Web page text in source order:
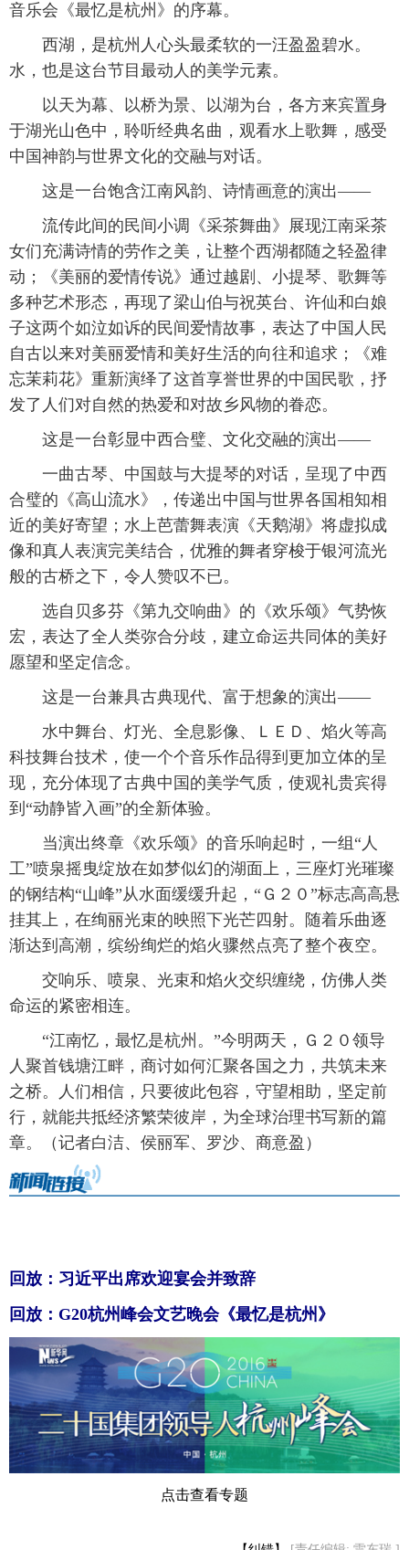
音乐会《最忆是杭州》的序幕。
西湖，是杭州人心头最柔软的一汪盈盈碧水。
水，也是这台节目最动人的美学元素。
以天为幕、以桥为景、以湖为台，各方来宾置身
于湖光山色中，聆听经典名曲，观看水上歌舞，感受
中国神韵与世界文化的交融与对话。
这是一台饱含江南风韵、诗情画意的演出——
流传此间的民间小调《采茶舞曲》展现江南采茶
女们充满诗情的劳作之美，让整个西湖都随之轻盈律
动；《美丽的爱情传说》通过越剧、小提琴、歌舞等
多种艺术形态，再现了梁山伯与祝英台、许仙和白娘
子这两个如泣如诉的民间爱情故事，表达了中国人民
自古以来对美丽爱情和美好生活的向往和追求；《难
忘茉莉花》重新演绎了这首享誉世界的中国民歌，抒
发了人们对自然的热爱和对故乡风物的眷恋。
这是一台彰显中西合璧、文化交融的演出——
一曲古琴、中国鼓与大提琴的对话，呈现了中西
合璧的《高山流水》，传递出中国与世界各国相知相
近的美好寄望；水上芭蕾舞表演《天鹅湖》将虚拟成
像和真人表演完美结合，优雅的舞者穿梭于银河流光
般的古桥之下，令人赞叹不已。
选自贝多芬《第九交响曲》的《欢乐颂》气势恢
宏，表达了全人类弥合分歧，建立命运共同体的美好
愿望和坚定信念。
这是一台兼具古典现代、富于想象的演出——
水中舞台、灯光、全息影像、ＬＥＤ、焰火等高
科技舞台技术，使一个个音乐作品得到更加立体的呈
现，充分体现了古典中国的美学气质，使观礼贵宾得
到“动静皆入画”的全新体验。
当演出终章《欢乐颂》的音乐响起时，一组“人
工”喷泉摇曳绽放在如梦似幻的湖面上，三座灯光璀璨
的钢结构“山峰”从水面缓缓升起，“Ｇ２０”标志高高悬
挂其上，在绚丽光束的映照下光芒四射。随着乐曲逐
渐达到高潮，缤纷绚烂的焰火骤然点亮了整个夜空。
交响乐、喷泉、光束和焰火交织缠绕，仿佛人类
命运的紧密相连。
“江南忆，最忆是杭州。”今明两天，Ｇ２０领导
人聚首钱塘江畔，商讨如何汇聚各国之力，共筑未来
之桥。人们相信，只要彼此包容，守望相助，坚定前
行，就能共抵经济繁荣彼岸，为全球治理书写新的篇
章。（记者白洁、侯丽军、罗沙、商意盈）
回放：习近平出席欢迎宴会并致辞
回放：G20杭州峰会文艺晚会《最忆是杭州》
点击查看专题